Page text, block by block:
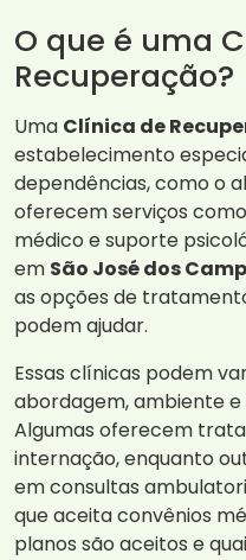
O que é uma
Recuperação?
Uma Clínica de
estabelecimento
dependências, como o
oferecem serviços
médico e suporte
em São José dos
as opções de
podem ajudar.
Essas clínicas podem
abordagem, ambiente
Algumas oferecem
internação, enquanto
em consultas
que aceita convênios
planos são aceitos e